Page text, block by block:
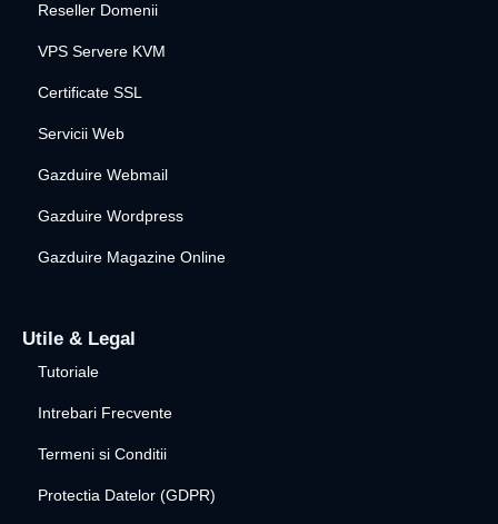
Reseller Domenii
VPS Servere KVM
Certificate SSL
Servicii Web
Gazduire Webmail
Gazduire Wordpress
Gazduire Magazine Online
Utile & Legal
Tutoriale
Intrebari Frecvente
Termeni si Conditii
Protectia Datelor (GDPR)